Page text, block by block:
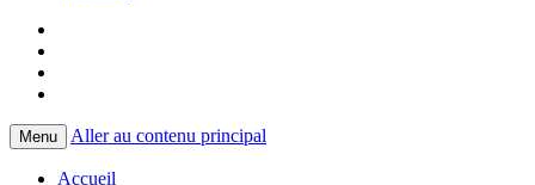
Menu Aller au contenu principal
Accueil